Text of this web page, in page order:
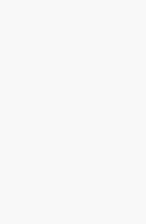
als gewöhnlich veröffentlicht
Bürgermeister Thomas Knack für